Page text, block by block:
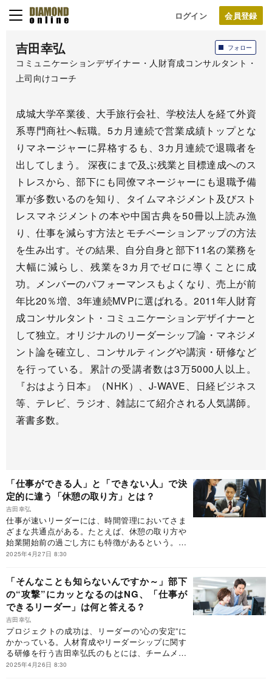
ログイン
フォロー
吉田幸弘
コミュニケーションデザイナー・人財育成コンサルタント・
上司向けコーチ
成城大学卒業後、大手旅行会社、学校法人を経て外資
系専門商社へ転職。5カ月連続で営業成績トップとな
りマネージャーに昇格するも、3カ月連続で退職者を
出してしまう。 深夜にまで及ぶ残業と目標達成へのス
トレスから、部下にも同僚マネージャーにも退職予備
軍が多数いるのを知り、タイムマネジメント及びスト
レスマネジメントの本や中国古典を50冊以上読み漁
り、仕事を減らす方法とモチベーションアップの方法
を生み出す。その結果、自分自身と部下11名の業務を
大幅に減らし、残業を3カ月でゼロに導くことに成
功。メンバーのパフォーマンスもよくなり、売上が前
年比20％増、3年連続MVPに選ばれる。2011年人財育
成コンサルタント・コミュニケーションデザイナーと
して独立。オリジナルのリーダーシップ論・マネジメ
ント論を確立し、コンサルティングや講演・研修など
を行っている。累計の受講者数は3万5000人以上。
『おはよう日本』（NHK）、J-WAVE、日経ビジネス
等、テレビ、ラジオ、雑誌にて紹介される人気講師。
著書多数。
「仕事ができる人」と「できない人」で決
定的に違う「休憩の取り方」とは？
吉田幸弘
仕事が速いリーダーには、時間管理においてさま
ざまな共通点がある。たとえば、休憩の取り方や
始業開始前の過ごし方にも特徴があるという。独
自のリーダーシップ論・マネジメント論を確立
いる吉田幸弘氏が、リーダーが身につけるべき時
間管理術を伝授する。※本稿は、吉田幸弘『仕事
が速いリーダー 仕事に追われるリーダーの時間の
使い方』（あさ出版）の一部を抜粋・編集したも
のです。
2025年4月27日 8:30
「そんなことも知らないんですか～」部下
の“攻撃”にカッとなるのはNG、「仕事が
できるリーダー」は何と答える？
吉田幸弘
プロジェクトの成功は、リーダーの“心の安定”に
かかっている。人材育成やリーダーシップに関す
る研修を行う吉田幸弘氏のもとには、チームメン
バーとの関係に悩むリーダーからの相談も寄せら
2025年4月26日 8:30